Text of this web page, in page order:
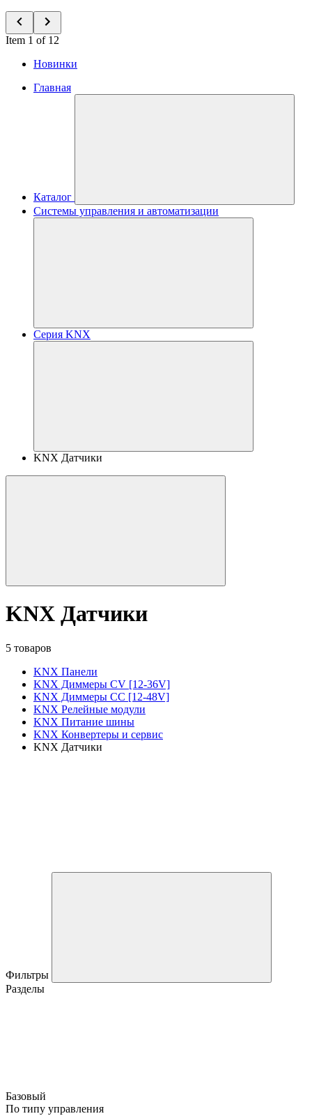
Item 1 of 12
Новинки
Главная
Каталог
Системы управления и автоматизации
Серия KNX
KNX Датчики
KNX Датчики
5 товаров
KNX Панели
KNX Диммеры CV [12-36V]
KNX Диммеры CC [12-48V]
KNX Релейные модули
KNX Питание шины
KNX Конвертеры и сервис
KNX Датчики
Фильтры
Разделы
Базовый
По типу управления